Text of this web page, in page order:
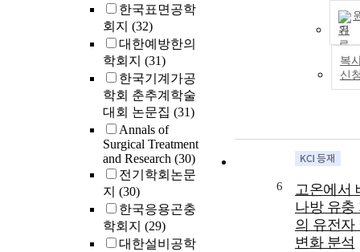
한국표면공학
회지 (32)
대한예방한의
학회지 (31)
한국기계가공
학회 춘추계학술
대회 논문집 (31)
Annals of
Surgical Treatment
and Research (30)
전기학회논문
지 (30)
한국응용곤충
학회지 (29)
대한설비공학
기
복
신
6
고온에서
나방 유충
의 유전자
변화 분석